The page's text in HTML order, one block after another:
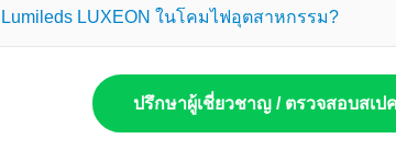
LUXEON ในโคมไฟอุตสาหกรรม?
ปรึกษาผู้เชี่ยวชาญ / ตรวจสอบสเป